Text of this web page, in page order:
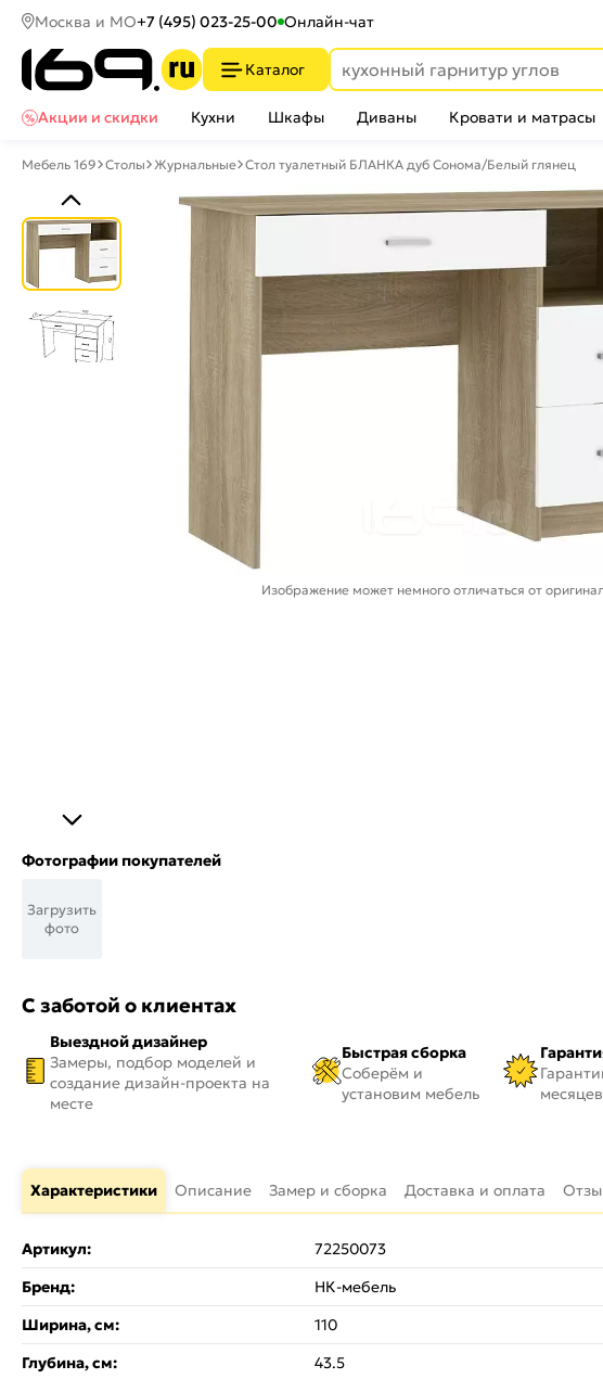
Москва и МО+7 (495) 023-25-00 Онлайн-чат
Каталог
Акции и скидки
Кухни Шкафы Диваны Кровати и матрасы
Мебель 169 Столы Журнальные Стол туалетный БЛАНКА дуб Сонома/Белый глянец
Изображение может немного отличаться от
Фотографии покупателей
Загрузить
фото
С заботой о клиентах
Выездной дизайнер
Замеры, подбор моделей и
создание дизайн-проекта на
месте
Быстрая сборка
Соберём и
установим мебель
месяцев
Характеристики Описание Замер и сборка Доставка и оплата
Артикул:
72250073
Бренд:
НК-мебель
Ширина, см:
110
Глубина, см:
43.5